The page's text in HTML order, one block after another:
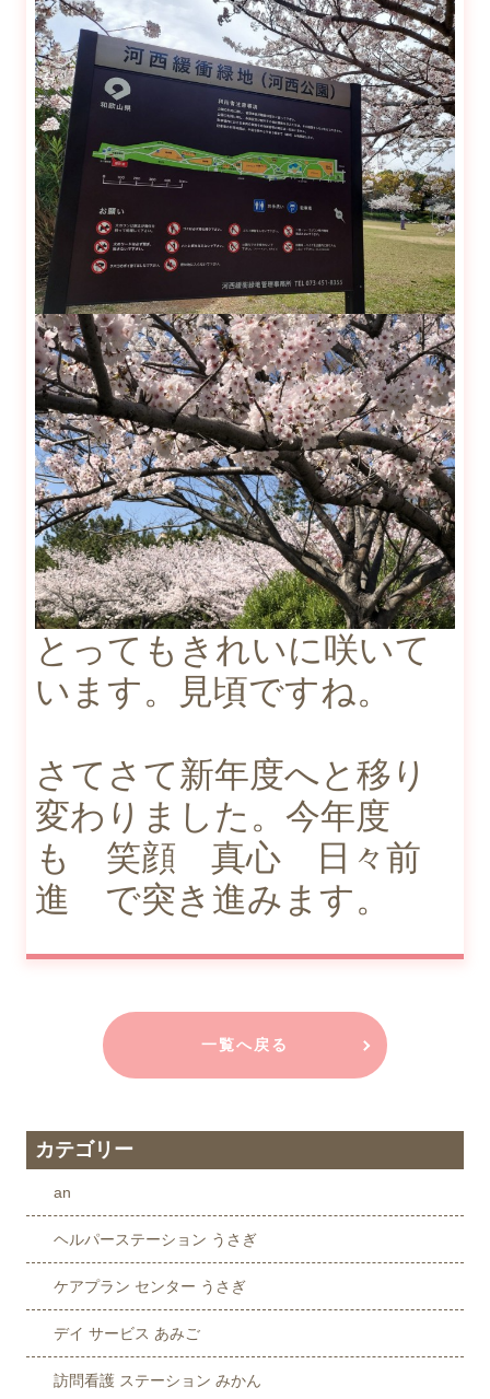
とってもきれいに咲いて
います。見頃ですね。
さてさて新年度へと移り
変わりました。今年度
も 笑顔 真心 日々前
進 で突き進みます。
一覧へ戻る
カテゴリー
an
ヘルパーステーション うさぎ
ケアプラン センター うさぎ
デイ サービス あみご
訪問看護 ステーション みかん